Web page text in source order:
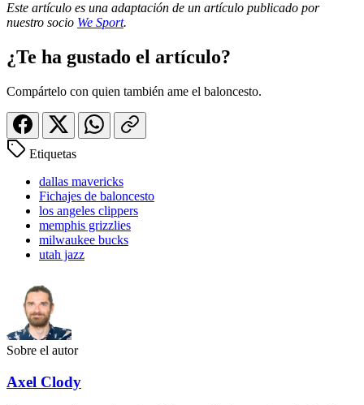
Este artículo es una adaptación de un artículo publicado por
nuestro socio We Sport.
¿Te ha gustado el artículo?
Compártelo con quien también ame el baloncesto.
Etiquetas
dallas mavericks
Fichajes de baloncesto
los angeles clippers
memphis grizzlies
milwaukee bucks
utah jazz
Sobre el autor
Axel Clody